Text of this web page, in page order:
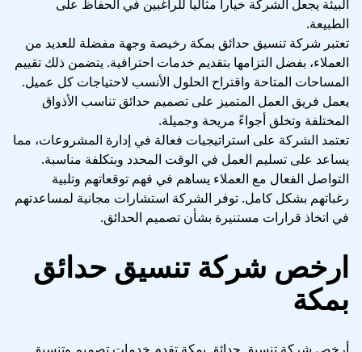
البيئة يجعل الشركة خياراً مثالياً للراغبين في الحفاظ على
الطبيعة.
تعتبر شركة تنسيق حدائق بمكة رخيصة وجهة مفضلة للعديد من
العملاء، بفضل التزامها بتقديم خدمات احترافية. يتضمن ذلك تقييم
المساحات المتاحة واقتراح الحلول الأنسب لاحتياجات كل عميل.
يعمل فريق العمل المتميز على تصميم حدائق تناسب الأذواق
المختلفة وتخلق أجواءً مريحة وجميلة.
تعتمد الشركة على استراتيجيات فعالة في إدارة المشروعات، مما
يساعد على تسليم العمل في الوقت المحدد وبتكلفة مناسبة.
التواصل الفعال مع العملاء يساهم في فهم توقعاتهم وتلبية
رغباتهم بشكل كامل. توفر الشركة استشارات مجانية لمساعدتهم
في اتخاذ قرارات مستنيرة بشأن تصميم الحدائق.
ارخص شركة تنسيق حدائق
بمكة